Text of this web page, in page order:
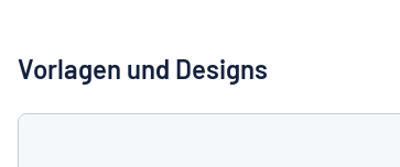
Angebotsanfrage
Einloggen
Vorlagen und Designs